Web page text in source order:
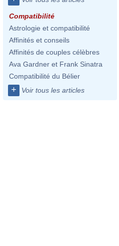
Compatibilité
Astrologie et compatibilité
Affinités et conseils
Affinités de couples célèbres
Ava Gardner et Frank Sinatra
Compatibilité du Bélier
+ Voir tous les articles